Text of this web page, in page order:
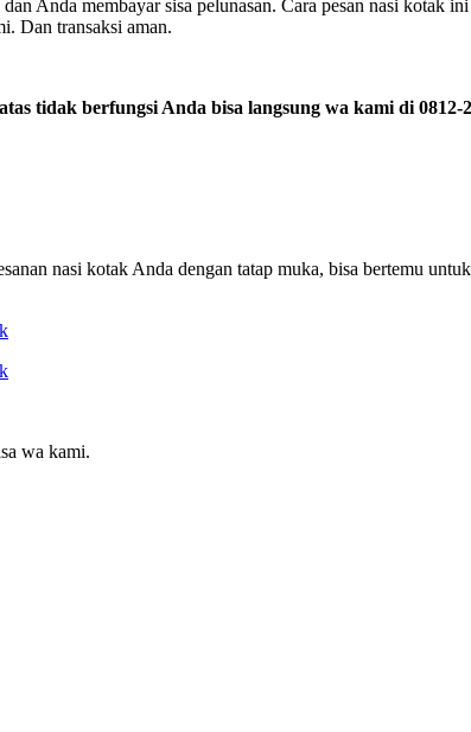
Anda membayar sisa pelunasan. Cara pesan nasi kotak
Dan transaksi aman.
tidak berfungsi Anda bisa langsung wa kami di 0812-
nasi kotak Anda dengan tatap muka, bisa bertemu
wa kami.